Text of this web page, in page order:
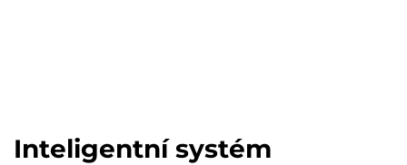
Inteligentní systém